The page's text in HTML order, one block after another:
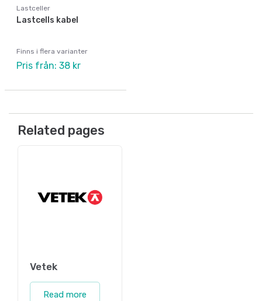
Lastceller
Lastcells kabel
Finns i flera varianter
Pris från: 38 kr
Related pages
Vetek
Read more